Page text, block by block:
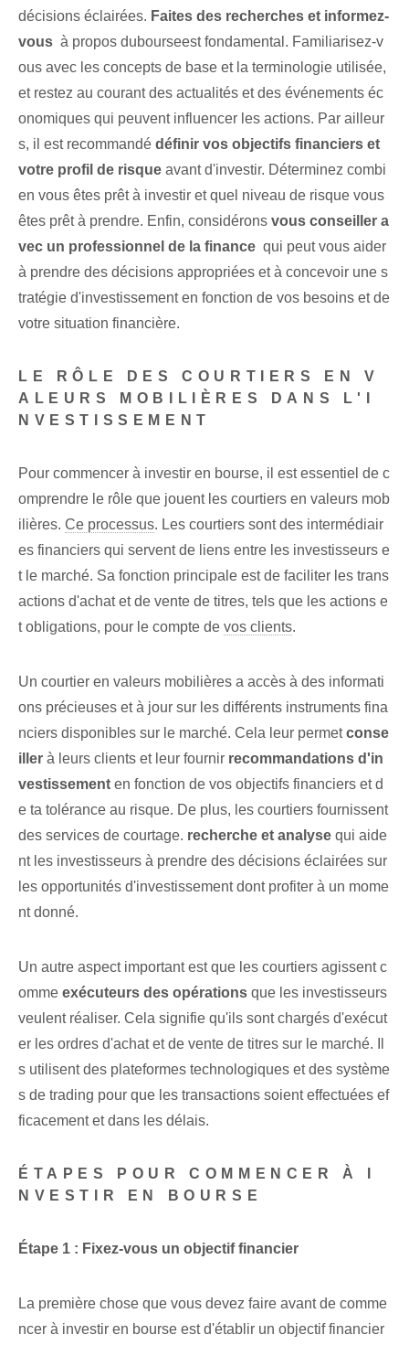
décisions éclairées. Faites des recherches et informez-
vous ​ à propos du‌bourse⁣est⁣ fondamental. ‌Familiarisez-v
ous⁢ avec les concepts de base et la ⁤terminologie utilisée,
et ⁣restez au courant des ⁢actualités‌ et⁣ des événements éc
onomiques qui peuvent influencer les actions. Par ailleur
s, il est recommandé définir⁣ vos objectifs financiers et⁣
votre profil de risque⁢ avant d'investir. ⁢Déterminez⁢ combi
en⁢ vous êtes prêt à investir ⁢et quel‍ niveau de risque⁣ vous
êtes prêt à prendre. Enfin, considérons vous conseiller a
vec un professionnel de la finance ⁢ qui peut vous aider
à prendre des décisions appropriées et à concevoir une s
tratégie d'investissement en fonction de vos besoins et de
votre situation financière.
LE RÔLE DES COURTIERS EN V
ALEURS MOBILIÈRES DANS L'I
NVESTISSEMENT
Pour commencer à investir en bourse, il est essentiel de c
omprendre le rôle que jouent les courtiers en valeurs mob
ilières. Ce processus.⁣ Les courtiers sont des ⁣intermédiair
es financiers ⁣qui servent de liens⁤ entre ⁣les investisseurs e
t ⁢le marché. Sa fonction principale est de faciliter⁢ les trans
actions d'achat et de vente de titres,⁢ tels que les actions e
t ⁢obligations, pour le compte de vos clients.
Un courtier en valeurs mobilières a accès à des informati
ons précieuses et à jour sur les différents instruments fina
nciers⁢ disponibles ⁢sur‌ le marché.⁢ Cela leur permetconse
iller à leurs clients et leur fournir recommandations d'in
vestissement en fonction de ⁣vos​ objectifs financiers ‌et d
e ta tolérance au risque. De plus,⁢ les courtiers fournissent
des services de courtage. recherche et analyse qui aide
nt les investisseurs à prendre des décisions éclairées sur
les opportunités d'investissement dont profiter à un mome
nt donné.
Un autre aspect important est que les courtiers agissent c
omme exécuteurs des opérations que les investisseurs
veulent réaliser. Cela signifie qu'ils sont chargés d'exécut
er les ⁢ordres d'achat et de vente de titres ‌sur le marché. Il
s utilisent des plateformes technologiques et des système
s de trading pour que les transactions soient effectuées ef
ficacement et dans les délais.
ÉTAPES POUR COMMENCER À I
NVESTIR EN BOURSE
Étape 1 : ⁢Fixez-vous un objectif financier
La première chose que vous devez faire avant de comme
ncer à investir en bourse est d'établir un objectif financier